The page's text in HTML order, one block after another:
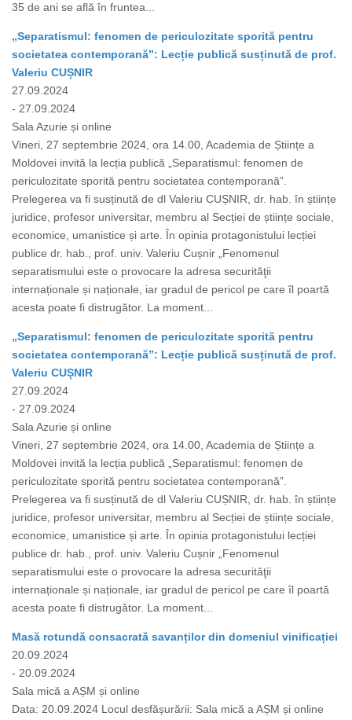
35 de ani se află în fruntea...
„Separatismul: fenomen de periculozitate sporită pentru
societatea contemporană”: Lecție publică susținută de prof.
Valeriu CUȘNIR
27.09.2024
- 27.09.2024
Sala Azurie și online
Vineri, 27 septembrie 2024, ora 14.00, Academia de Științe a
Moldovei invită la lecția publică „Separatismul: fenomen de
periculozitate sporită pentru societatea contemporană”.
Prelegerea va fi susținută de dl Valeriu CUȘNIR, dr. hab. în științe
juridice, profesor universitar, membru al Secției de științe sociale,
economice, umanistice și arte. În opinia protagonistului lecției
publice dr. hab., prof. univ. Valeriu Cușnir „Fenomenul
separatismului este o provocare la adresa securităţii
internaționale și naționale, iar gradul de pericol pe care îl poartă
acesta poate fi distrugător. La moment...
„Separatismul: fenomen de periculozitate sporită pentru
societatea contemporană”: Lecție publică susținută de prof.
Valeriu CUȘNIR
27.09.2024
- 27.09.2024
Sala Azurie și online
Vineri, 27 septembrie 2024, ora 14.00, Academia de Științe a
Moldovei invită la lecția publică „Separatismul: fenomen de
periculozitate sporită pentru societatea contemporană”.
Prelegerea va fi susținută de dl Valeriu CUȘNIR, dr. hab. în științe
juridice, profesor universitar, membru al Secției de științe sociale,
economice, umanistice și arte. În opinia protagonistului lecției
publice dr. hab., prof. univ. Valeriu Cușnir „Fenomenul
separatismului este o provocare la adresa securităţii
internaționale și naționale, iar gradul de pericol pe care îl poartă
acesta poate fi distrugător. La moment...
Masă rotundă consacrată savanților din domeniul vinificației
20.09.2024
- 20.09.2024
Sala mică a AȘM și online
Data: 20.09.2024 Locul desfășurării: Sala mică a AȘM și online